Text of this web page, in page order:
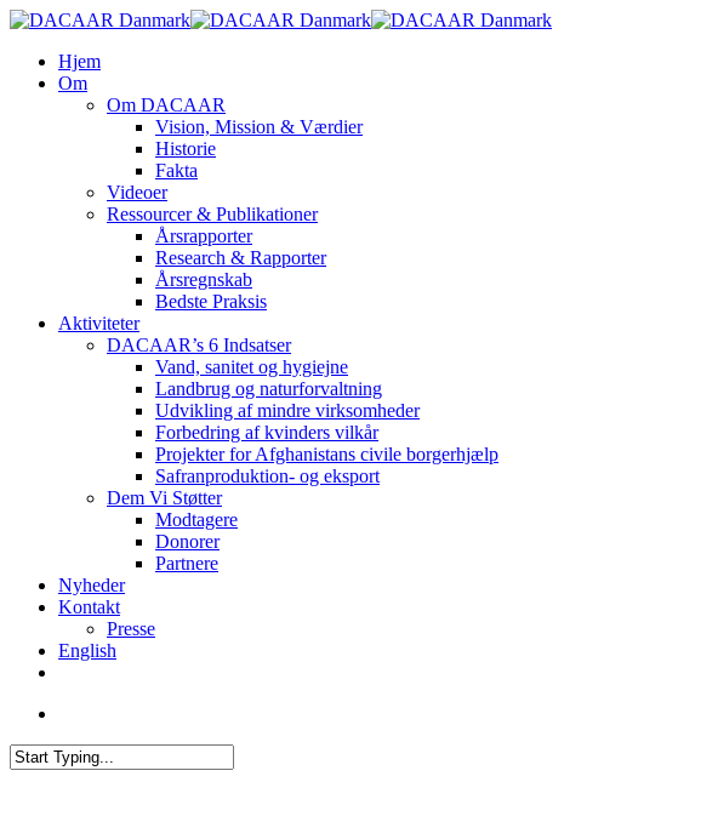
Skip
main
content
search
Menu
Hjem
Om
Om DACAAR
Vision, Mission & Værdier
Historie
Fakta
Videoer
Ressourcer & Publikationer
Årsrapporter
Research & Rapporter
Årsregnskab
Bedste Praksis
Aktiviteter
DACAAR’s 6 Indsatser
Vand, sanitet og hygiejne
Landbrug og naturforvaltning
Udvikling af mindre virksomheder
Forbedring af kvinders vilkår
Projekter for Afghanistans civile borgerhjælp
Safranproduktion- og eksport
Dem Vi Støtter
Modtagere
Donorer
Partnere
Nyheder
Kontakt
Presse
English